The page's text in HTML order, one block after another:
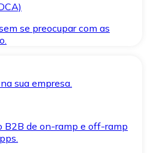
se preocupar com as
sua empresa.
B2B de on-ramp e off-ramp